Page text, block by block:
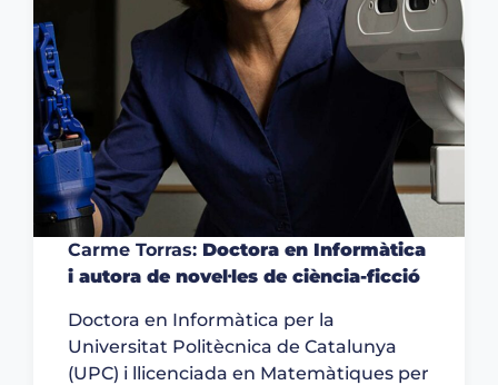
Carme Torras: Doctora en Informàtica
i autora de novel·les de ciència-ficció
Doctora en Informàtica per la
Universitat Politècnica de Catalunya
(UPC) i llicenciada en Matemàtiques per